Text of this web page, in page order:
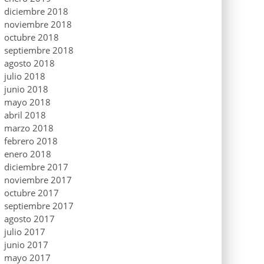
diciembre 2018
noviembre 2018
octubre 2018
septiembre 2018
agosto 2018
julio 2018
junio 2018
mayo 2018
abril 2018
marzo 2018
febrero 2018
enero 2018
diciembre 2017
noviembre 2017
octubre 2017
septiembre 2017
agosto 2017
julio 2017
junio 2017
mayo 2017